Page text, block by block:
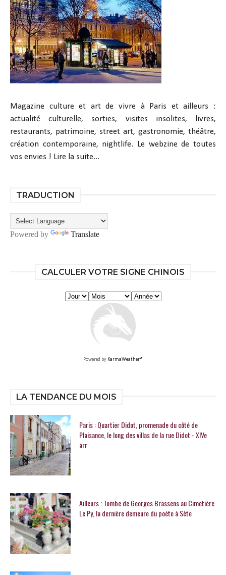
Magazine culture et art de vivre à Paris et ailleurs :
actualité culturelle, sorties, visites insolites, livres,
restaurants, patrimoine, street art, gastronomie, théâtre,
création contemporaine, nightlife. Le webzine de toutes
vos envies ! Lire la suite...
TRADUCTION
Powered by Translate
CALCULER VOTRE SIGNE CHINOIS
Powered by KarmaWeather®
LA TENDANCE DU MOIS
Paris : Quartier Didot, promenade du côté de
Plaisance, le long des villas de la rue Didot - XIVe
arr
Ailleurs : Tombe de Georges Brassens au Cimetière
Le Py, la dernière demeure du poète à Sète